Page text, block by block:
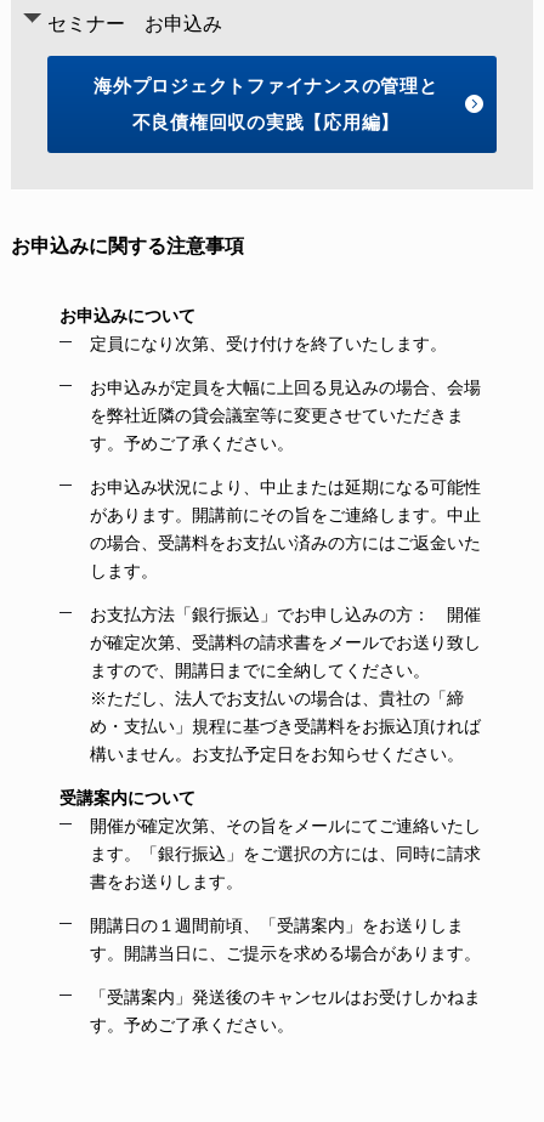
セミナー お申込み
海外プロジェクトファイナンスの管理と
不良債権回収の実践【応用編】
お申込みに関する注意事項
お申込みについて
定員になり次第、受け付けを終了いたします。
お申込みが定員を大幅に上回る見込みの場合、会場
を弊社近隣の貸会議室等に変更させていただきま
す。予めご了承ください。
お申込み状況により、中止または延期になる可能性
があります。開講前にその旨をご連絡します。中止
の場合、受講料をお支払い済みの方にはご返金いた
します。
お支払方法「銀行振込」でお申し込みの方： 開催
が確定次第、受講料の請求書をメールでお送り致し
ますので、開講日までに全納してください。
※ただし、法人でお支払いの場合は、貴社の「締
め・支払い」規程に基づき受講料をお振込頂ければ
構いません。お支払予定日をお知らせください。
受講案内について
開催が確定次第、その旨をメールにてご連絡いたし
ます。「銀行振込」をご選択の方には、同時に請求
書をお送りします。
開講日の１週間前頃、「受講案内」をお送りしま
す。開講当日に、ご提示を求める場合があります。
「受講案内」発送後のキャンセルはお受けしかねま
す。予めご了承ください。